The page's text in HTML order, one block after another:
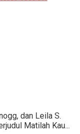
dan Leila S.
Matilah Kau...